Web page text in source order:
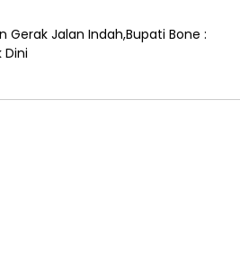
Gerak Jalan Indah,Bupati Bone :
Dini